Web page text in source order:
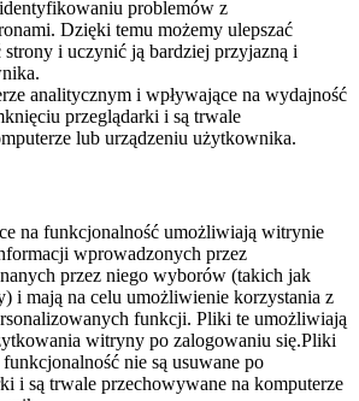
problemów z
Dzięki temu możemy ulepszać
i uczynić ją bardziej przyjazną i
analitycznym i wpływające na wydajność
przeglądarki i są trwale
lub urządzeniu użytkownika.
na funkcjonalność umożliwiają witrynie
wprowadzonych przez
przez niego wyborów (takich jak
i mają na celu umożliwienie korzystania z
funkcji. Pliki te umożliwiają
witryny po zalogowaniu się.Pliki
nie są usuwane po
i są trwale przechowywane na komputerze